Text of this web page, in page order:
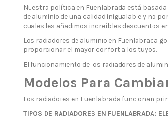
Nuestra política en Fuenlabrada está
de aluminio de una calidad inigualable y no
cuales les añadimos increíbles descuentos
Los radiadores de aluminio en Fuenlabrada
proporcionar el mayor confort a los tuyos.
El funcionamiento de los radiadores de
Modelos Para
Los radiadores en Fuenlabrada funcionan
TIPOS DE RADIADORES EN FUENLABRADA: